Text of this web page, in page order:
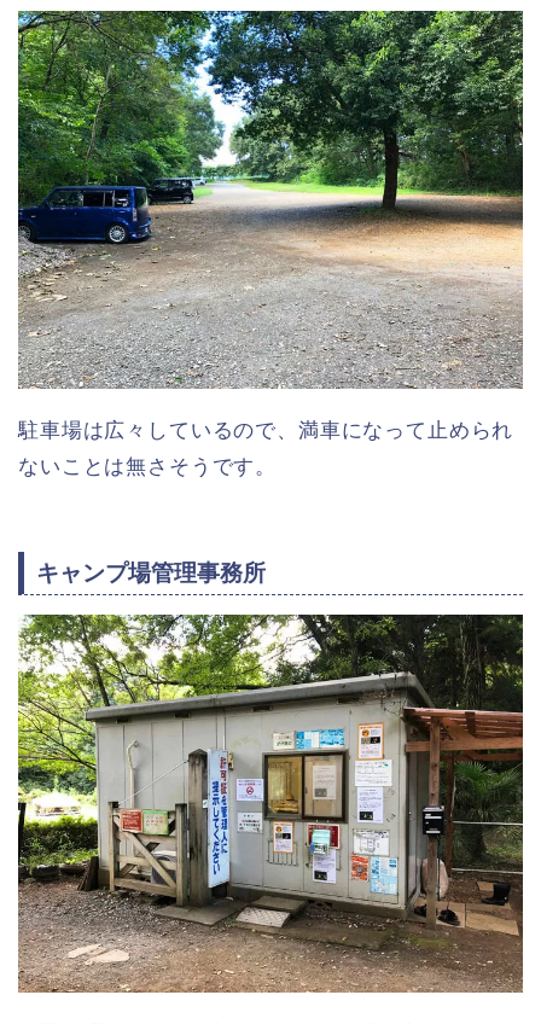
駐車場は広々しているので、満車になって止められ
ないことは無さそうです。
キャンプ場管理事務所